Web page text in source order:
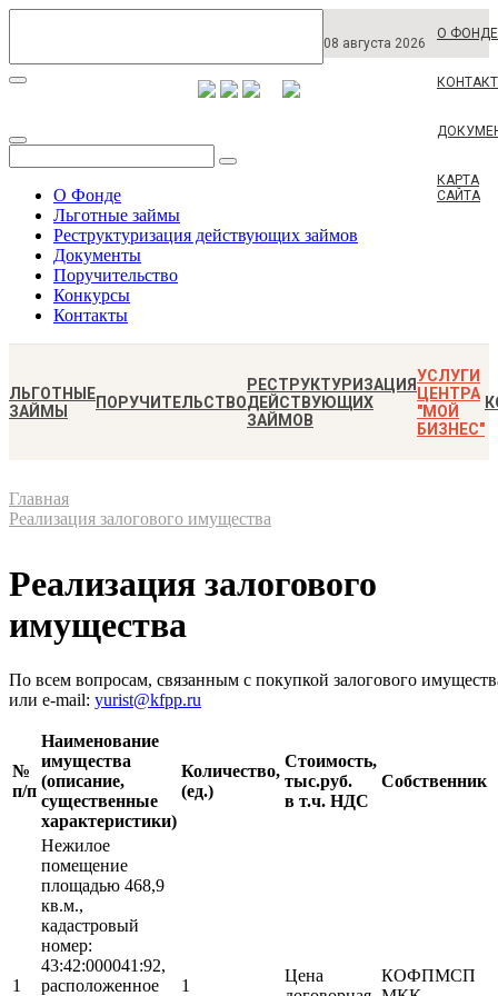
08 августа 2026
О ФОНДЕ
КАРТА
САЙТА
О Фонде
Льготные займы
Реструктуризация действующих займов
Документы
Поручительство
Конкурсы
Контакты
ЛЬГОТНЫЕ
ЗАЙМЫ
ПОРУЧИТЕЛЬСТВО
РЕСТРУКТУРИЗАЦИЯ
ДЕЙСТВУЮЩИХ
ЗАЙМОВ
УСЛУГИ
ЦЕНТРА
"МОЙ
БИЗНЕС"
Главная
Реализация залогового имущества
Реализация залогового
имущества
По всем вопросам, связанным с покупкой залогового
или e-mail: yurist@kfpp.ru
№
п/п
Наименование
имущества
(описание,
существенные
характеристики)
Количество,
(ед.)
Стоимость,
тыс.руб.
в т.ч. НДС
Собственник
1
Нежилое
помещение
площадью 468,9
кв.м.,
кадастровый
номер:
43:42:000041:92,
расположенное
1
Цена
КОФПМСП